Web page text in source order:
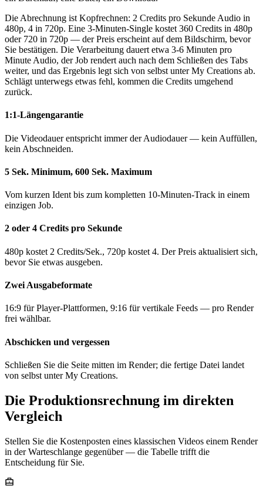
Die Abrechnung ist Kopfrechnen: 2 Credits pro Sekunde Audio in
480p, 4 in 720p. Eine 3-Minuten-Single kostet 360 Credits in 480p
oder 720 in 720p — der Preis erscheint auf dem Bildschirm, bevor
Sie bestätigen. Die Verarbeitung dauert etwa 3-6 Minuten pro
Minute Audio, der Job rendert auch nach dem Schließen des Tabs
weiter, und das Ergebnis legt sich von selbst unter My Creations ab.
Schlägt unterwegs etwas fehl, kommen die Credits umgehend
zurück.
1:1-Längengarantie
Die Videodauer entspricht immer der Audiodauer — kein Auffüllen,
kein Abschneiden.
5 Sek. Minimum, 600 Sek. Maximum
Vom kurzen Ident bis zum kompletten 10-Minuten-Track in einem
einzigen Job.
2 oder 4 Credits pro Sekunde
480p kostet 2 Credits/Sek., 720p kostet 4. Der Preis aktualisiert sich,
bevor Sie etwas ausgeben.
Zwei Ausgabeformate
16:9 für Player-Plattformen, 9:16 für vertikale Feeds — pro Render
frei wählbar.
Abschicken und vergessen
Schließen Sie die Seite mitten im Render; die fertige Datei landet
von selbst unter My Creations.
Die Produktionsrechnung im direkten
Vergleich
Stellen Sie die Kostenposten eines klassischen Videos einem Render
in der Warteschlange gegenüber — die Tabelle trifft die
Entscheidung für Sie.